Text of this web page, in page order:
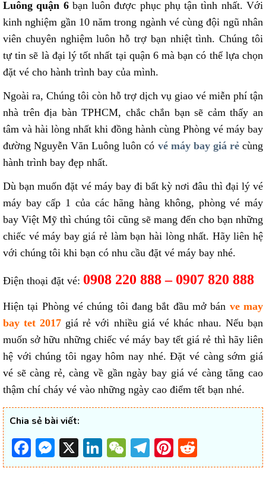
Luông quận 6bạn luôn được phục phụ tận tình nhất. Với
kinh nghiệm gần 10 năm trong ngành vé cùng đội ngũ nhân
viên chuyên nghiệm luôn hỗ trợ bạn nhiệt tình. Chúng tôi
tự tin sẽ là đại lý tốt nhất tại quận 6 mà bạn có thể lựa chọn
đặt vé cho hành trình bay của mình.
Ngoài ra, Chúng tôi còn hỗ trợ dịch vụ giao vé miễn phí tận
nhà trên địa bàn TPHCM, chắc chắn bạn sẽ cảm thấy an
tâm và hài lòng nhất khi đồng hành cùng Phòng vé máy bay
đường Nguyễn Văn Luông luôn có vé máy bay giá rẻcùng
hành trình bay đẹp nhất.
Dù bạn muốn đặt vé máy bay đi bất kỳ nơi đâu thì đại lý vé
máy bay cấp 1 của các hãng hàng không, phòng vé máy
bay Việt Mỹ thì chúng tôi cũng sẽ mang đến cho bạn những
chiếc vé máy bay giá rẻ làm bạn hài lòng nhất. Hãy liên hệ
với chúng tôi khi bạn có nhu cầu đặt vé máy bay nhé.
Điện thoại đặt vé: 0908 220 888 – 0907 820 888
Hiện tại Phòng vé chúng tôi đang bắt đầu mở bán ve may
bay tet 2017 giá rẻ với nhiều giá vé khác nhau. Nếu bạn
muốn sở hữu những chiếc vé máy bay tết giá rẻ thì hãy liên
hệ với chúng tôi ngay hôm nay nhé. Đặt vé càng sớm giá
vé sẽ càng rẻ, càng về gần ngày bay giá vé càng tăng cao
thậm chí cháy vé vào những ngày cao điểm tết bạn nhé.
Chia sẻ bài viết:
Facebook
Messenger
X LinkedIn
WeChat
Telegram
Pinterest